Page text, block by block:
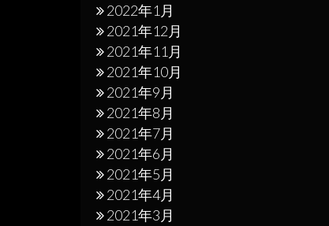
2022年1月
2021年12月
2021年11月
2021年10月
2021年9月
2021年8月
2021年7月
2021年6月
2021年5月
2021年4月
2021年3月